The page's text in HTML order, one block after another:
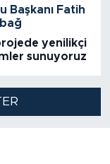
Başkanı Fatih
yenilikçi
sunuyoruz